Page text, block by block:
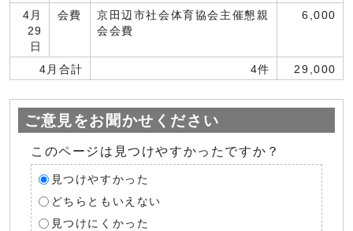
4月
29
日
会費
京田辺市社会体育協会主催懇親
会会費
6,000
4月合計 4件 29,000
ご意見をお聞かせください
このページは見つけやすかったですか？
見つけやすかった
どちらともいえない
見つけにくかった